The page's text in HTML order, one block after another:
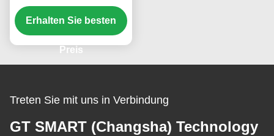
1.6mm steifen PWB-
Brett Silkscreen-
Erhalten Sie besten
Preis
Treten Sie mit uns in Verbindung
GT SMART (Changsha) Technology